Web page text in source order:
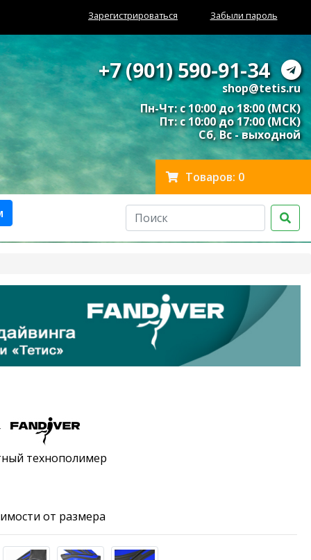
Зарегистрироваться Забыли пароль
+7 (901) 590-91-34
shop@tetis.ru
Пн-Чт: с 10:00 до 18:00 (МСК)
Пт: с 10:00 до 17:00 (МСК)
Сб, Вс - выходной
Товаров: 0
технополимер
от размера